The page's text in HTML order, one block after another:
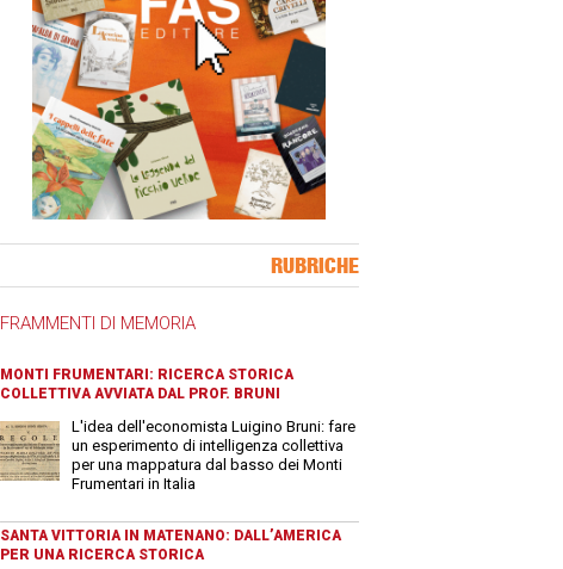
RUBRICHE
FRAMMENTI DI MEMORIA
MONTI FRUMENTARI: RICERCA STORICA
COLLETTIVA AVVIATA DAL PROF. BRUNI
L'idea dell'economista Luigino Bruni: fare
un esperimento di intelligenza collettiva
per una mappatura dal basso dei Monti
Frumentari in Italia
SANTA VITTORIA IN MATENANO: DALL’AMERICA
PER UNA RICERCA STORICA